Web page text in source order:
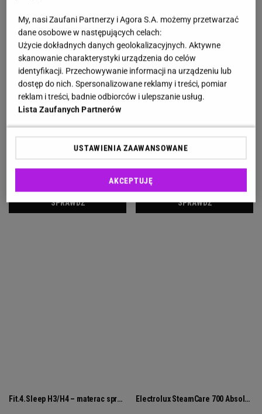
My, nasi Zaufani Partnerzy i Agora S.A. możemy przetwarzać
dane osobowe w następujących celach:
Użycie dokładnych danych geolokalizacyjnych. Aktywne
skanowanie charakterystyki urządzenia do celów
identyfikacji. Przechowywanie informacji na urządzeniu lub
dostęp do nich. Spersonalizowane reklamy i treści, pomiar
reklam i treści, badnie odbiorców i ulepszanie usług.
Lista Zaufanych Partnerów
USTAWIENIA ZAAWANSOWANE
AKCEPTUJĘ